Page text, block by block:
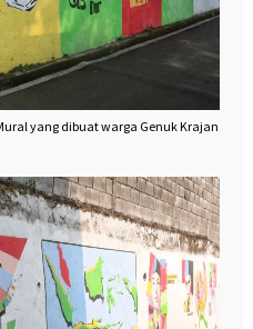
yang dibuat warga Genuk Krajan